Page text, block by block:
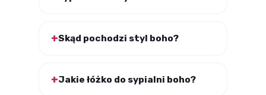
Skąd pochodzi styl boho?
Jakie łóżko do sypialni boho?